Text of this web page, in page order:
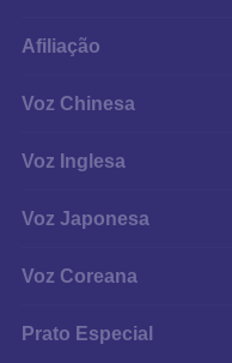
Afiliação
Voz Chinesa
Voz Inglesa
Voz Japonesa
Voz Coreana
Prato Especial